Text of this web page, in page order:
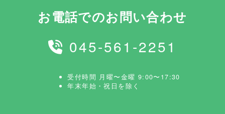
お電話でのお問い合わせ
045-561-2251
受付時間 月曜〜金曜 9:00〜17:30
年末年始・祝日を除く